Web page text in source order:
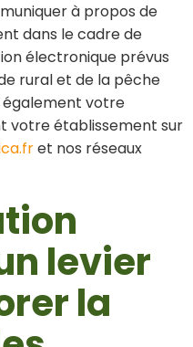
à propos de
dans le cadre de
électronique prévus
rural et de la pêche
également votre
votre établissement sur
et nos réseaux
levier
la